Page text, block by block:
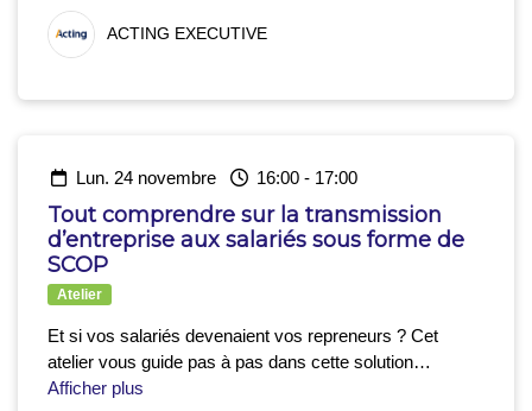
ACTING EXECUTIVE
lun. 24 novembre 16:00- 17:00
Tout comprendre sur la transmission
d’entreprise aux salariés sous forme de
SCOP
Atelier
Et si vos salariés devenaient vos repreneurs ? Cet
atelier vous guide pas à pas dans cette solution
coopérative et durable. Découvrez les clés juridiques,
Afficher plus